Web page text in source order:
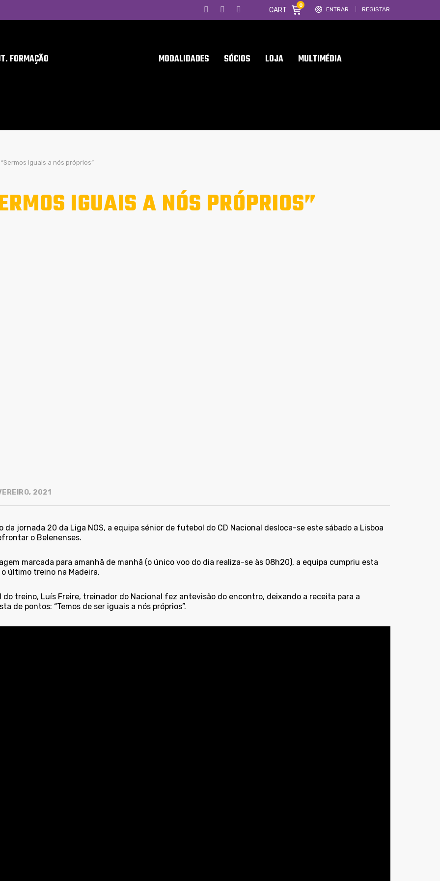
ENTRAR REGISTAR
CART
0
FORMAÇÃO MODALIDADES SÓCIOS LOJA MULTIMÉDIA
“Sermos iguais a nós próprios”
IGUAIS A NÓS PRÓPRIOS”
2021
da jornada 20 da Liga NOS, a equipa sénior de futebol do CD Nacional desloca-se este sábado a Lisboa
o Belenenses.
marcada para amanhã de manhã (o único voo do dia realiza-se às 08h20), a equipa cumpriu esta
último treino na Madeira.
do treino, Luís Freire, treinador do Nacional fez antevisão do encontro, deixando a receita para a
de pontos: “Temos de ser iguais a nós próprios”.